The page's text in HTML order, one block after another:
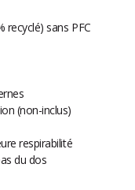
recyclé) sans PFC
(non-inclus)
respirabilité
du dos